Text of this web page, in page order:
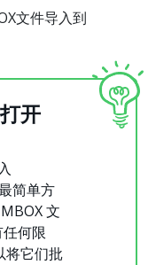
文件导入到
开
简单方
文
何限
将它们批